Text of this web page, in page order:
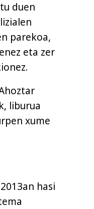
duen
parekoa,
eta zer
liburua
xume
hasi